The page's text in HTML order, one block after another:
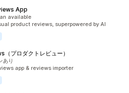
App
available
product reviews, superpowered by AI
プロダクトレビュー）
あり
app & reviews importer